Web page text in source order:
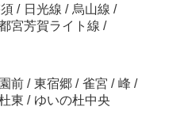
/ 日光線 / 烏山線 /
宮芳賀ライト線 /
前 / 東宿郷 / 雀宮 / 峰 /
東 / ゆいの杜中央